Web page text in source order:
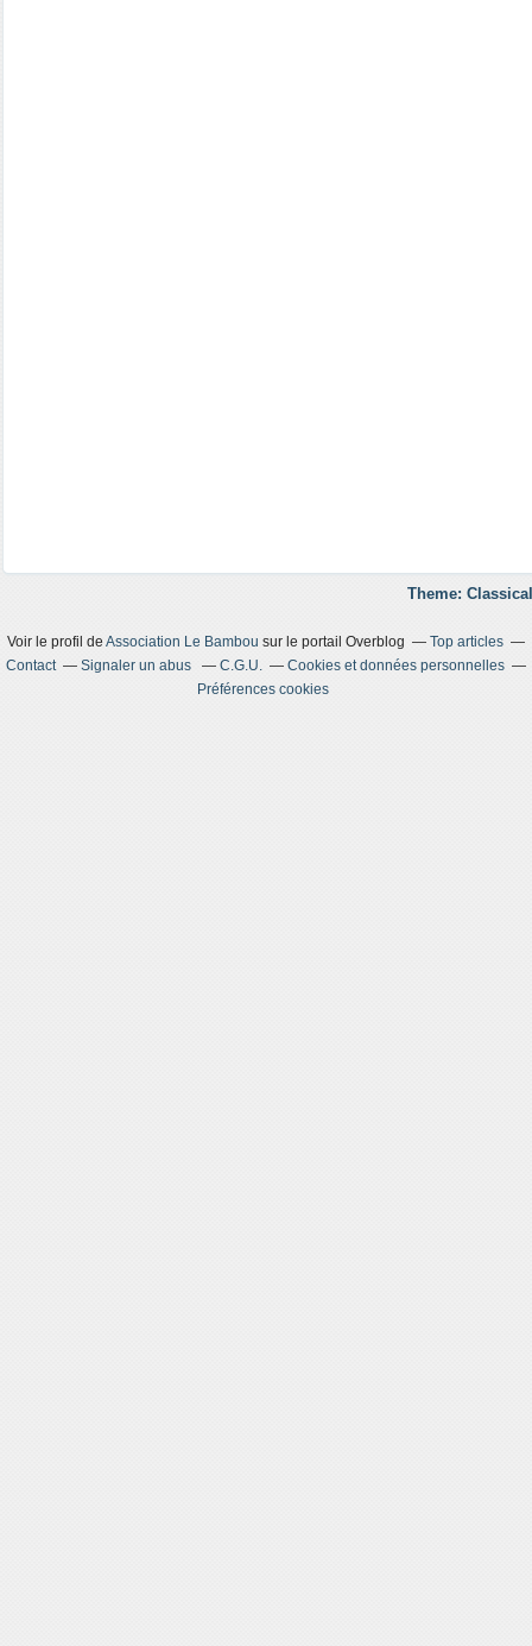
Theme:
Voir le profil deAssociation Le Bambou sur le portail Overblog
Top articles
Contact
Signaler un abus C.G.U.
Cookies et données personnelles
Préférences cookies